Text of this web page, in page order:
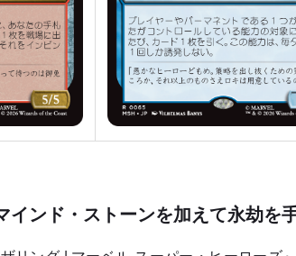
インド・ストーンを加えて永劫を